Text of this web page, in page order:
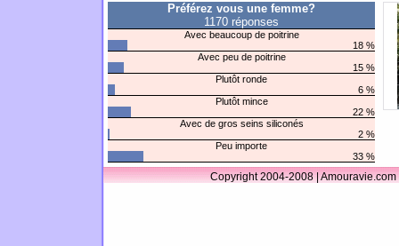
Préférez vous une femme?
1170 réponses
Avec beaucoup de poitrine
18 %
Avec peu de poitrine
15 %
Plutôt ronde
6 %
Plutôt mince
22 %
Avec de gros seins siliconés
2 %
Peu importe
33 %
Copyright 2004-2008 |